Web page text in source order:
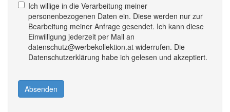
Ich willige in die Verarbeitung meiner
personenbezogenen Daten ein. Diese werden nur zur
Bearbeitung meiner Anfrage gesendet. Ich kann diese
Einwilligung jederzeit per Mail an
datenschutz@werbekollektion.at widerrufen. Die
Datenschutzerklärung habe ich gelesen und akzeptiert.
Absenden